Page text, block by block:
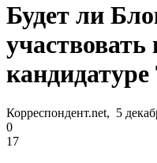
Будет ли
участвовать
Корреспондент.net, 5
0
17